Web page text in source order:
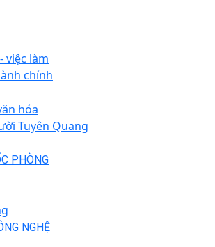
việc làm
chính
hóa
Tuyên Quang
PHÒNG
NGHỆ